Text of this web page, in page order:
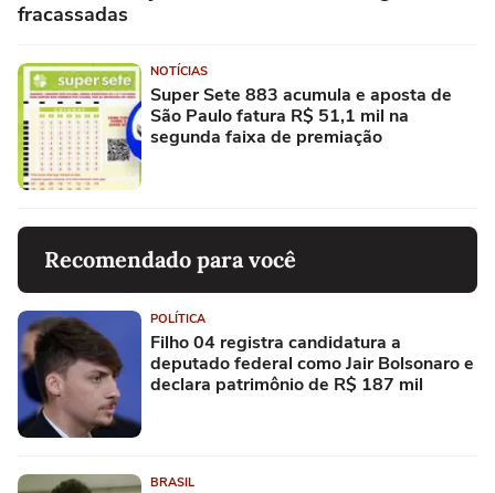
fracassadas
NOTÍCIAS
Super Sete 883 acumula e aposta de
São Paulo fatura R$ 51,1 mil na
segunda faixa de premiação
Recomendado para você
POLÍTICA
Filho 04 registra candidatura a
deputado federal como Jair Bolsonaro e
declara patrimônio de R$ 187 mil
BRASIL